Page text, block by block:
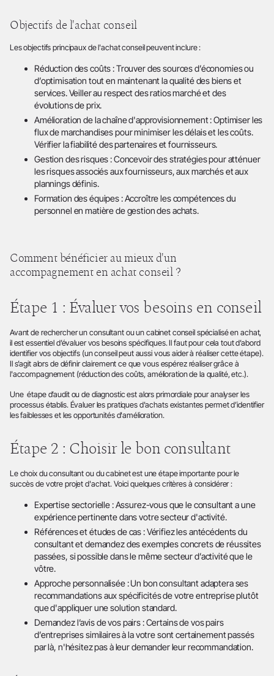
Objectifs de l'achat conseil
Les objectifs principaux de l'achat conseil peuvent inclure :
Réduction des coûts : Trouver des sources d’économies ou
d’optimisation tout en maintenant la qualité des biens et
services. Veiller au respect des ratios marché et des
évolutions de prix.
Amélioration de la chaîne d'approvisionnement : Optimiser les
flux de marchandises pour minimiser les délais et les coûts.
Vérifier la fiabilité des partenaires et fournisseurs.
Gestion des risques : Concevoir des stratégies pour atténuer
les risques associés aux fournisseurs, aux marchés et aux
plannings définis.
Formation des équipes : Accroître les compétences du
personnel en matière de gestion des achats.
Comment bénéficier au mieux d'un
accompagnement en achat conseil ?
Étape 1 : Évaluer vos besoins en conseil
Avant de rechercher un consultant ou un cabinet conseil spécialisé en achat,
il est essentiel d’évaluer vos besoins spécifiques. Il faut pour cela tout d’abord
identifier vos objectifs (un conseil peut aussi vous aider à réaliser cette étape).
Il s’agit alors de définir clairement ce que vous espérez réaliser grâce à
l'accompagnement (réduction des coûts, amélioration de la qualité, etc.).
Une étape d’audit ou de diagnostic est alors primordiale pour analyser les
processus établis. Évaluer les pratiques d'achats existantes permet d’identifier
les faiblesses et les opportunités d'amélioration.
Étape 2 : Choisir le bon consultant
Le choix du consultant ou du cabinet est une étape importante pour le
succès de votre projet d'achat. Voici quelques critères à considérer :
Expertise sectorielle : Assurez-vous que le consultant a une
expérience pertinente dans votre secteur d'activité.
Références et études de cas : Vérifiez les antécédents du
consultant et demandez des exemples concrets de réussites
passées, si possible dans le même secteur d’activité que le
vôtre.
Approche personnalisée : Un bon consultant adaptera ses
recommandations aux spécificités de votre entreprise plutôt
que d'appliquer une solution standard.
Demandez l’avis de vos pairs : Certains de vos pairs
d’entreprises similaires à la votre sont certainement passés
par là, n'hésitez pas à leur demander leur recommandation.